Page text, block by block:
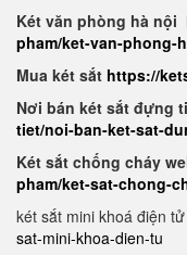
Két văn phòng hà nội
pham/ket-van-phong-
Mua két sắt https://
Nơi bán két sắt đựng
tiet/noi-ban-ket-sat-
Két sắt chống cháy
pham/ket-sat-chong-
két sắt mini khoá điện tử
sat-mini-khoa-dien-tu